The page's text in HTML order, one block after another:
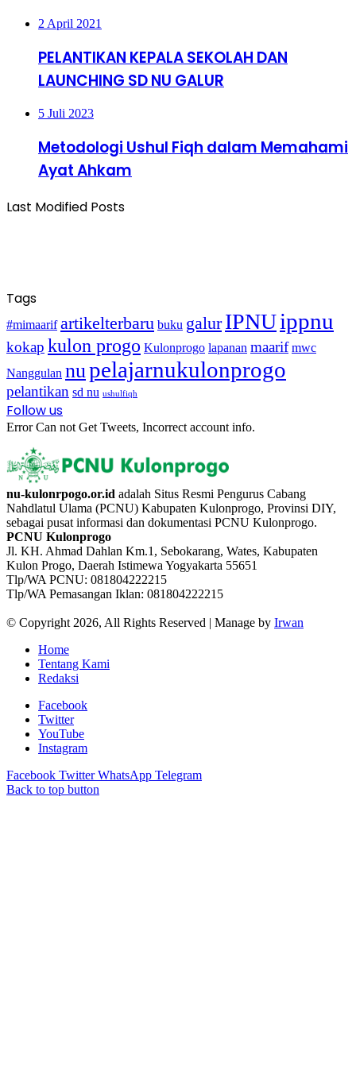
2 April 2021
PELANTIKAN KEPALA SEKOLAH DAN
LAUNCHING SD NU GALUR
5 Juli 2023
Metodologi Ushul Fiqh dalam Memahami
Ayat Ahkam
Last Modified Posts
Tags
#mimaarif artikelterbaru buku galur IPNUippnu
kokap kulon progo Kulonprogo lapanan maarif mwc
Nanggulan nu pelajarnukulonprogo
pelantikan sd nu ushulfiqh
Follow us
Error Can not Get Tweets, Incorrect account info.
nu-kulonrpogo.or.id adalah Situs Resmi Pengurus Cabang
Nahdlatul Ulama (PCNU) Kabupaten Kulonprogo, Provinsi DIY,
sebagai pusat informasi dan dokumentasi PCNU Kulonprogo.
PCNU Kulonprogo
Jl. KH. Ahmad Dahlan Km.1, Sebokarang, Wates, Kabupaten
Kulon Progo, Daerah Istimewa Yogyakarta 55651
Tlp/WA PCNU: 081804222215
Tlp/WA Pemasangan Iklan: 081804222215
© Copyright 2026, All Rights Reserved | Manage by Irwan
Home
Tentang Kami
Redaksi
Facebook
Twitter
YouTube
Instagram
Facebook Twitter WhatsApp Telegram
Back to top button